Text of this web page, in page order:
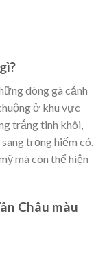
dòng gà cảnh
ở khu vực
trắng tinh khôi,
trọng hiếm có.
mà còn thể hiện
Châu màu